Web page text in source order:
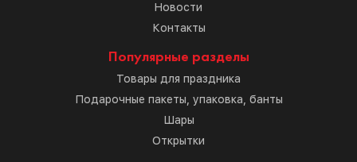
Новости
Контакты
Популярные разделы
Товары для праздника
Подарочные пакеты, упаковка, банты
Шары
Открытки